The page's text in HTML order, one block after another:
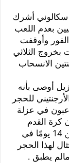
سكالوني أشرك
بعدم اللعب
وأوقفت
بخروج الثلاثي
الانسحاب
أوصى بأنه
للحجر
في عزلة
كرة القدم
الإنجليزية ، نظرًا لأنهم أمضوا أقل من 14 يومًا في
لهذا الحجر
يطبق .